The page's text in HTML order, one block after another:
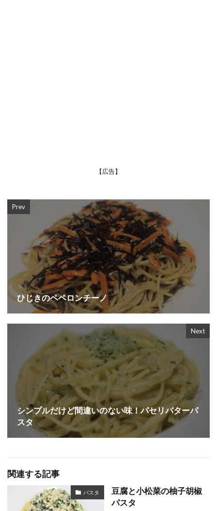
【広告】
Prev
ひじきのペペロンチーノ
Next
シンプルだけど間違いのない味！パセリバターパ
スタ
関連する記事
パスタ
豆腐と小松菜の柚子胡椒
パスタ